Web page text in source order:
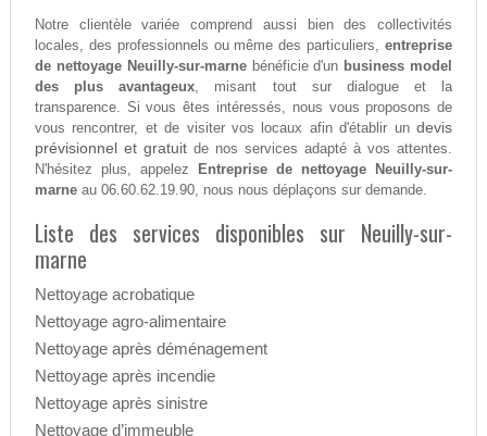
Notre clientèle variée comprend aussi bien des collectivités
locales, des professionnels ou même des particuliers,entreprise
de nettoyage Neuilly-sur-marnebénéficie d'un business model
des plus avantageux, misant tout sur dialogue et la
transparence. Si vous êtes intéressés, nous vous proposons de
vous rencontrer, et de visiter vos locaux afin d'établir undevis
prévisionnel et gratuitde nos services adapté à vos attentes.
N'hésitez plus, appelez
Entreprise de nettoyage Neuilly-sur-
marneau 06.60.62.19.90, nous nous déplaçons sur demande.
Liste des services disponibles sur Neuilly-sur-
marne
Nettoyage acrobatique
Nettoyage agro-alimentaire
Nettoyage après déménagement
Nettoyage après incendie
Nettoyage après sinistre
Nettoyage d’immeuble